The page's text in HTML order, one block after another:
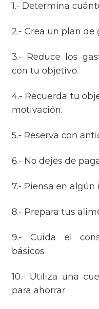
1.- Determina
2.- Crea un plan de
3.- Reduce los
con tu objetivo.
4.- Recuerda tu
motivación.
5.- Reserva con
6.- No dejes de
7.- Piensa en algún
8.- Prepara tus
9.- Cuida el
básicos.
10.- Utiliza una
para ahorrar.